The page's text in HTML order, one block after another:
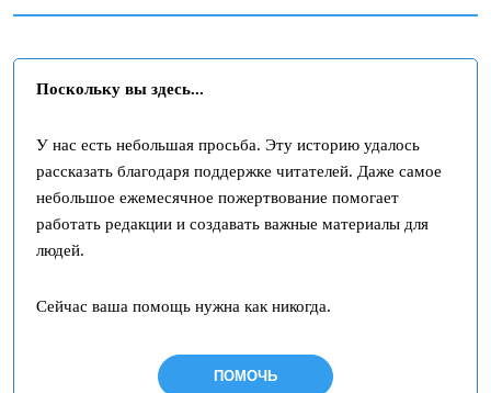
Поскольку вы здесь...
У нас есть небольшая просьба. Эту историю удалось
рассказать благодаря поддержке читателей. Даже самое
небольшое ежемесячное пожертвование помогает
работать редакции и создавать важные материалы для
людей.
Сейчас ваша помощь нужна как никогда.
ПОМОЧЬ